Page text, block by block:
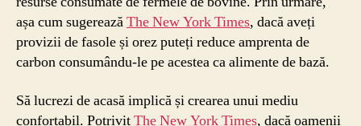
așa cum sugereazăThe New York Times, dacă aveți
provizii de fasole și orez puteți reduce amprenta de
carbon consumându-le pe acestea ca alimente de bază.
Să lucrezi de acasă implică și crearea unui mediu
confortabil. PotrivitThe New York Times, dacă oamenii